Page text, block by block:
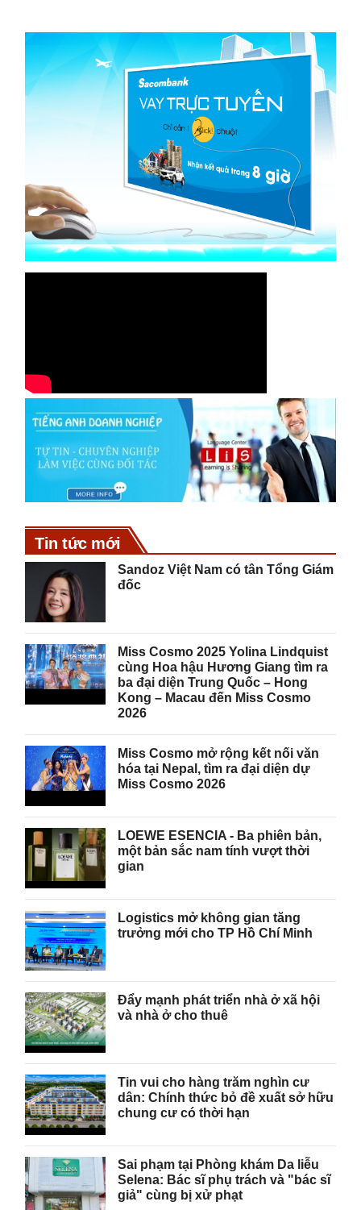
Tin tức mới
Sandoz Việt Nam có tân Tổng Giám
đốc
Miss Cosmo 2025 Yolina Lindquist
cùng Hoa hậu Hương Giang tìm ra
ba đại diện Trung Quốc – Hong
Kong – Macau đến Miss Cosmo
2026
Miss Cosmo mở rộng kết nối văn
hóa tại Nepal, tìm ra đại diện dự
Miss Cosmo 2026
LOEWE ESENCIA - Ba phiên bản,
một bản sắc nam tính vượt thời
gian
Logistics mở không gian tăng
trưởng mới cho TP Hồ Chí Minh
Đẩy mạnh phát triển nhà ở xã hội
và nhà ở cho thuê
Tin vui cho hàng trăm nghìn cư
dân: Chính thức bỏ đề xuất sở hữu
chung cư có thời hạn
Sai phạm tại Phòng khám Da liễu
Selena: Bác sĩ phụ trách và "bác sĩ
giả" cùng bị xử phạt